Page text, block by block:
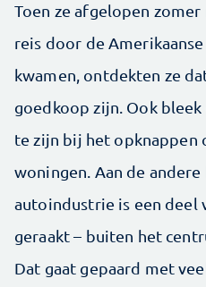
Toen ze afgelopen
reis door de
kwamen, ontdekten ze
goedkoop zijn. Ook
te zijn bij het opknappen
woningen. Aan de
autoindustrie is een deel
geraakt – buiten het
Dat gaat gepaard met